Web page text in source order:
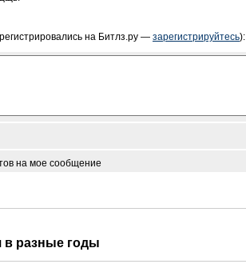
на Битлз.ру — зарегистрируйтесь):
на мое сообщение
в разные годы